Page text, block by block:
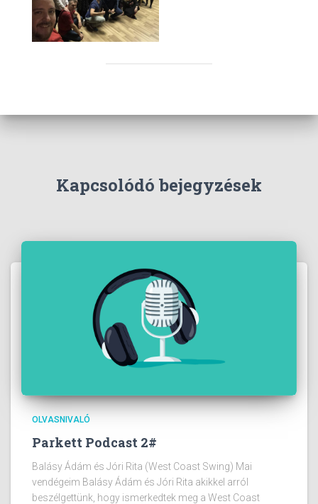
Kapcsolódó bejegyzések
OLVASNIVALÓ
Parkett Podcast 2#
Balásy Ádám és Jóri Rita (West Coast Swing) Mai
vendégeim Balásy Ádám és Jóri Rita akikkel arról
beszélgettünk, hogy ismerkedtek meg a West Coast